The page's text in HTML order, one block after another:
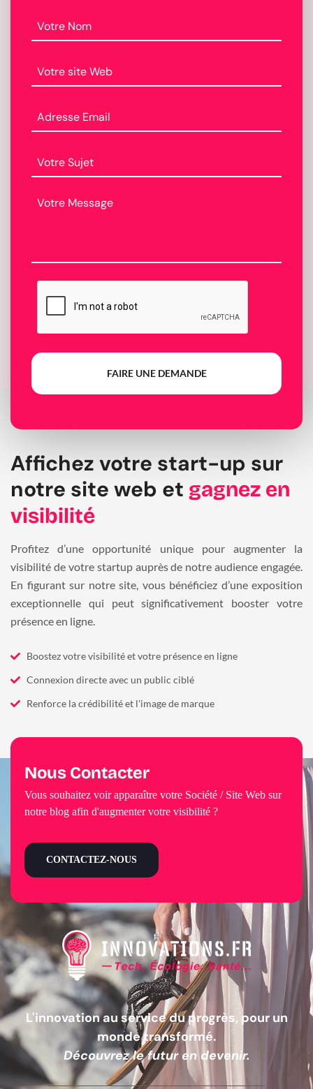
FAIRE UNE DEMANDE
Affichez votre start-up sur
notre site web et gagnez en
visibilité
Profitez d’une opportunité unique pour augmenter la
visibilité de votre startup auprès de notre audience engagée.
En figurant sur notre site, vous bénéficiez d’une exposition
exceptionnelle qui peut significativement booster votre
présence en ligne.
Boostez votre visibilité et votre présence en ligne
Connexion directe avec un public ciblé
Renforce la crédibilité et l'image de marque
L'innovation au service du progrès, pour un
monde transformé.
Découvrez le futur en devenir.
Nous Contacter
Vous souhaitez voir apparaître votre Société / Site Web sur
notre blog afin d'augmenter votre visibilité ?
CONTACTEZ-NOUS